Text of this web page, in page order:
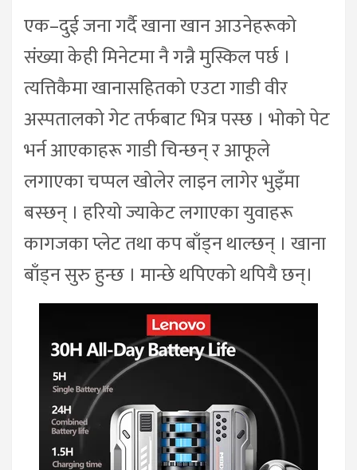
एक–दुई जना गर्दै खाना खान आउनेहरूको
संख्या केही मिनेटमा नै गन्नै मुस्किल पर्छ ।
त्यत्तिकैमा खानासहितको एउटा गाडी वीर
अस्पतालको गेट तर्फबाट भित्र पस्छ । भोको पेट
भर्न आएकाहरू गाडी चिन्छन् र आफूले
लगाएका चप्पल खोलेर लाइन लागेर भुइँमा
बस्छन् । हरियो ज्याकेट लगाएका युवाहरू
कागजका प्लेट तथा कप बाँड्न थाल्छन् । खाना
बाँड्न सुरु हुन्छ । मान्छे थपिएको थपियै छन्।